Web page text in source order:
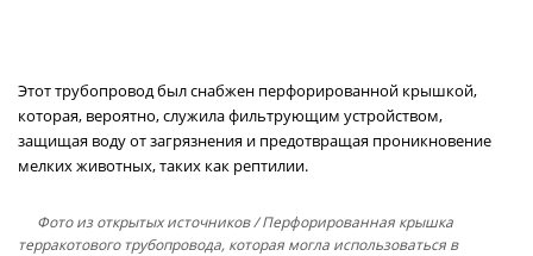
Этот трубопровод был снабжен перфорированной крышкой,
которая, вероятно, служила фильтрующим устройством,
защищая воду от загрязнения и предотвращая проникновение
мелких животных, таких как рептилии.
Фото из открытых источников/ Перфорированная крышка
терракотового трубопровода, которая могла использоваться в